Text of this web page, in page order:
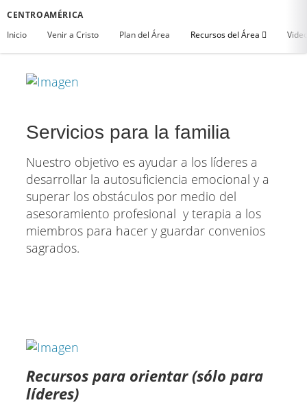
CENTROAMÉRICA
Inicio
Venir a Cristo Plan del Área Recursos del Área
Servicios para la familia
Nuestro objetivo es ayudar a los líderes a
desarrollar la autosuficiencia emocional y a
superar los obstáculos por medio del
asesoramiento profesional y terapia a los
miembros para hacer y guardar convenios
sagrados.
Recursos para orientar (sólo para
líderes)